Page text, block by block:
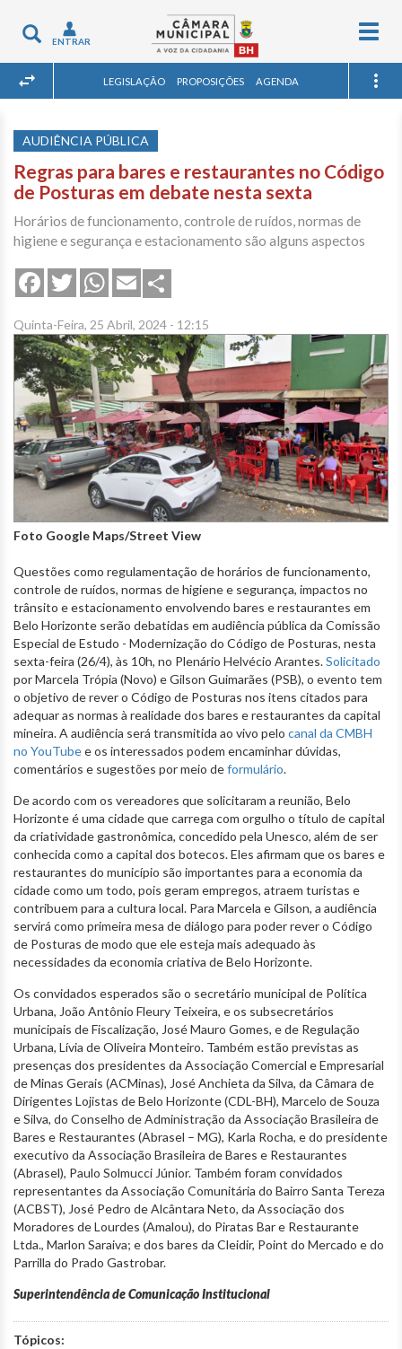
Toggle
navigation
ENTRAR
LEGISLAÇÃO PROPOSIÇÕES AGENDA
AUDIÊNCIA PÚBLICA
Regras para bares e restaurantes no Código
de Posturas em debate nesta sexta
Horários de funcionamento, controle de ruídos, normas de
higiene e segurança e estacionamento são alguns aspectos
FacebookTwitterWhatsApp
Email
Quinta-Feira, 25 Abril, 2024 - 12:15
Foto Google Maps/Street View
Questões como regulamentação de horários de funcionamento,
controle de ruídos, normas de higiene e segurança, impactos no
trânsito e estacionamento envolvendo bares e restaurantes em
Belo Horizonte serão debatidas em audiência pública da Comissão
Especial de Estudo - Modernização do Código de Posturas, nesta
sexta-feira (26/4), às 10h, no Plenário Helvécio Arantes.Solicitado
por Marcela Trópia (Novo) e Gilson Guimarães (PSB), o evento tem
o objetivo de rever o Código de Posturas nos itens citados para
adequar as normas à realidade dos bares e restaurantes da capital
mineira. A audiência será transmitida ao vivo pelo canal da CMBH
no YouTubee os interessados podem encaminhar dúvidas,
comentários e sugestões por meio deformulário.
De acordo com os vereadores que solicitaram a reunião, Belo
Horizonte é uma cidade que carrega com orgulho o título de capital
da criatividade gastronômica, concedido pela Unesco, além de ser
conhecida como a capital dos botecos. Eles afirmam que os bares e
restaurantes do município são importantes para a economia da
cidade como um todo, pois geram empregos, atraem turistas e
contribuem para a cultura local. Para Marcela e Gilson, a audiência
servirá como primeira mesa de diálogo para poder rever o Código
de Posturas de modo que ele esteja mais adequado às
necessidades da economia criativa de Belo Horizonte.
Os convidados esperados são o secretário municipal de Política
Urbana, João Antônio Fleury Teixeira, e os subsecretários
municipais de Fiscalização, José Mauro Gomes, e de Regulação
Urbana, Lívia de Oliveira Monteiro. Também estão previstas as
presenças dos presidentes da Associação Comercial e Empresarial
de Minas Gerais (ACMinas), José Anchieta da Silva, da Câmara de
Dirigentes Lojistas de Belo Horizonte (CDL-BH), Marcelo de Souza
e Silva, do Conselho de Administração da Associação Brasileira de
Bares e Restaurantes (Abrasel – MG), Karla Rocha, e do presidente
executivo da Associação Brasileira de Bares e Restaurantes
(Abrasel), Paulo Solmucci Júnior. Também foram convidados
representantes da Associação Comunitária do Bairro Santa Tereza
(ACBST), José Pedro de Alcântara Neto, da Associação dos
Moradores de Lourdes (Amalou), do Piratas Bar e Restaurante
Ltda., Marlon Saraiva; e dos bares da Cleidir, Point do Mercado e do
Parrilla do Prado Gastrobar.
Superintendência de Comunicação Institucional
Tópicos: